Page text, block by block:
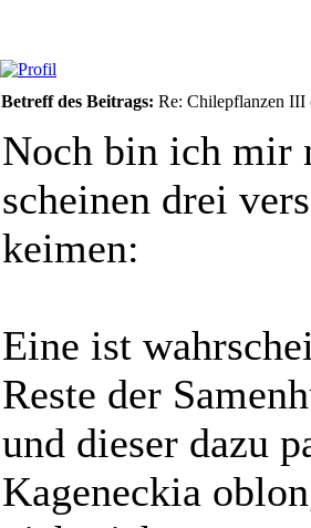
Betreff des Beitrags: Re: Chilepflanzen
Noch bin ich mir
scheinen drei
keimen:
Eine ist
Reste der
und dieser dazu
Kageneckia